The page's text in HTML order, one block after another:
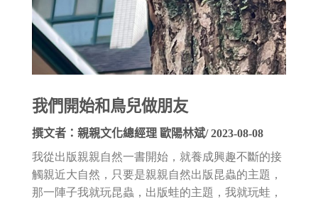
我們開始和鳥兒做朋友
撰文者：親親文化總經理 歐陽林斌/ 2023-08-08
我從出版親親自然一書開始，就養成興趣不斷的接
觸親近大自然，只要是親親自然出版昆蟲的主題，
那一陣子我就玩昆蟲，出版蛙的主題，我就玩蛙，